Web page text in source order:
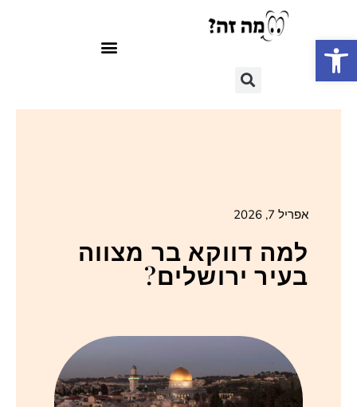
פתח סרגל נגישות
אפריל 7, 2026
למה דווקא בר מצווה
בעיר ירושלים?